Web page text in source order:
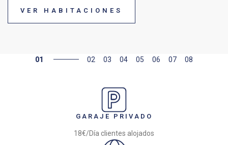
VER HABITACIONES
01 02 03 04 05 06 07 08
GARAJE PRIVADO
18€/Día clientes alojados